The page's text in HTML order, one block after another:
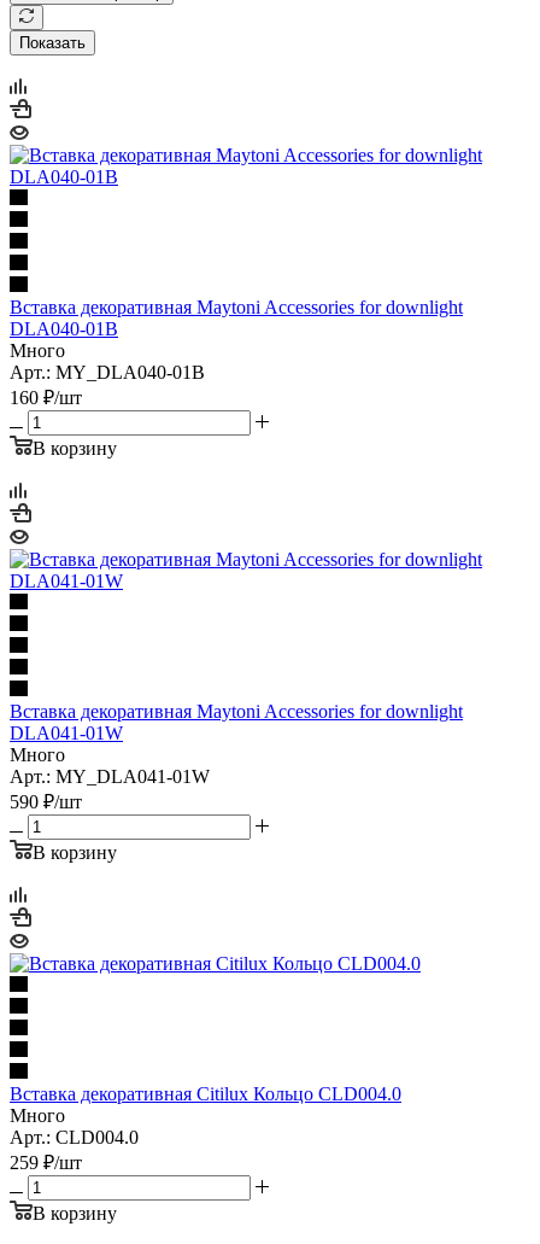
Показать
Вставка декоративная Maytoni Accessories for downlight
DLA040-01B
Много
Арт.: MY_DLA040-01B
160 ₽/шт
В корзину
Вставка декоративная Maytoni Accessories for downlight
DLA041-01W
Много
Арт.: MY_DLA041-01W
590 ₽/шт
В корзину
Вставка декоративная Citilux Кольцо CLD004.0
Много
Арт.: CLD004.0
259 ₽/шт
В корзину